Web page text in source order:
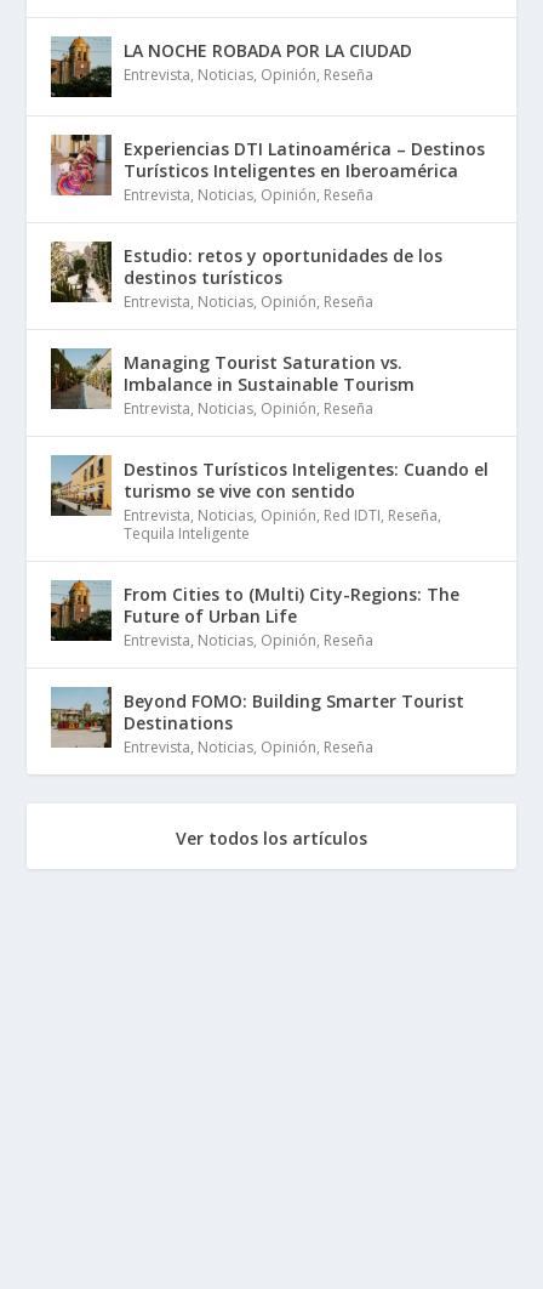
LA NOCHE ROBADA POR LA CIUDAD
Entrevista, Noticias, Opinión, Reseña
Experiencias DTI Latinoamérica – Destinos
Turísticos Inteligentes en Iberoamérica
Entrevista, Noticias, Opinión, Reseña
Estudio: retos y oportunidades de los
destinos turísticos
Entrevista, Noticias, Opinión, Reseña
Managing Tourist Saturation vs.
Imbalance in Sustainable Tourism
Entrevista, Noticias, Opinión, Reseña
Destinos Turísticos Inteligentes: Cuando el
turismo se vive con sentido
Entrevista, Noticias, Opinión, Red IDTI, Reseña,
Tequila Inteligente
From Cities to (Multi) City-Regions: The
Future of Urban Life
Entrevista, Noticias, Opinión, Reseña
Beyond FOMO: Building Smarter Tourist
Destinations
Entrevista, Noticias, Opinión, Reseña
Ver todos los artículos